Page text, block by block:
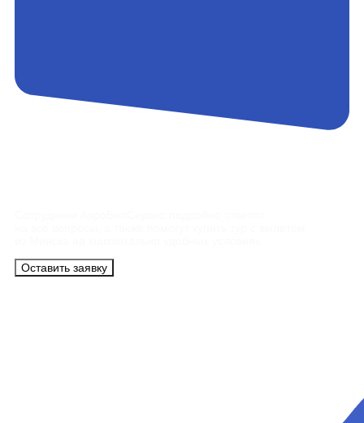
Оставить заявку